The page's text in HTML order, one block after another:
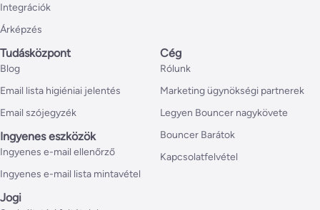
Integrációk
Árképzés
Tudásközpont
Blog
Email lista higiéniai jelentés
Email szójegyzék
Ingyenes eszközök
Ingyenes e-mail ellenőrző
Ingyenes e-mail lista mintavétel
Cég
Rólunk
Marketing ügynökségi partnerek
Legyen Bouncer nagykövete
Bouncer Barátok
Kapcsolatfelvétel
Jogi